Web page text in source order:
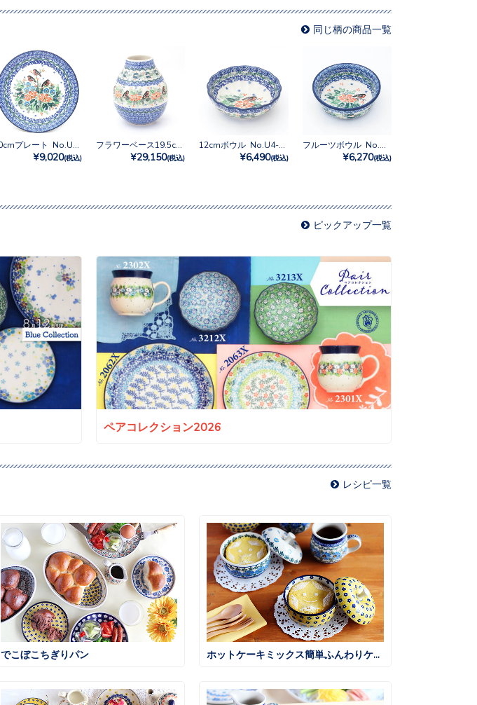
同じ柄の商品一覧
¥9,020(税込)
フラワーベース19.5cm No.U4-2567
¥29,150(税込) ¥6,490(税込) ¥6,270(税込)
ピックアップ一覧
ペアコレクション2026
レシピ一覧
でこぼこちぎりパン